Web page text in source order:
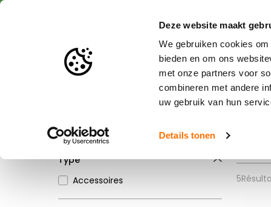
Deze website maakt
We gebruiken cookies
bieden en om ons
met onze partners voor
combineren met andere
uw gebruik van hun
Details tonen
Jouets et miniatures
Filtres
Type
Accessoires
5